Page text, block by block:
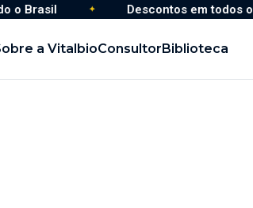
Descontos em todos os
a VitalbioConsultorBiblioteca